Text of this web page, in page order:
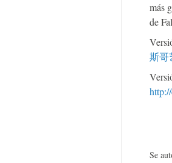
más
de
斯哥
Se